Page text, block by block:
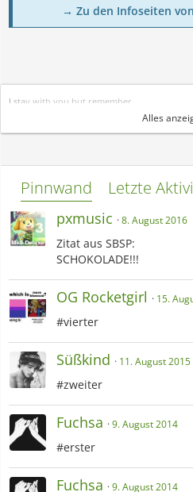
→ Zu den Infoseiten
I stay with you but remember...
Alles
Pinnwand Letzte
pxmusic 8. August 2016
Zitat aus SBSP:
SCHOKOLADE!!!
OG Rocketgirl 15.
#vierter
Süßkind 11. August 2015
#zweiter
Fuchsa 9. August 2014
#erster
Fuchsa 9. August 2014